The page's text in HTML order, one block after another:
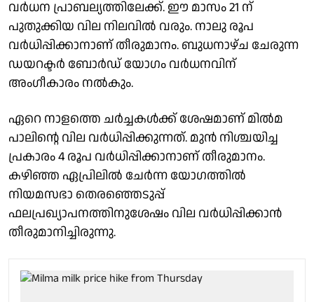
വർധന പ്രാബല്യത്തിലേക്ക്. ഈ മാസം 21 ന്
പുതുക്കിയ വില നിലവിൽ വരും. നാലു രൂപ
വർധിപ്പിക്കാനാണ് തീരുമാനം. ബുധനാഴ്ച ചേരുന്ന
ഡയറക്ടർ ബോർഡ് യോഗം വർധനവിന്
അംഗീകാരം നൽകും.
ഏറെ നാളത്തെ ചർച്ചകൾക്ക് ശേഷമാണ് മിൽമ
പാലിൻ്റെ വില വർധിപ്പിക്കുന്നത്. മുൻ നിശ്ചയിച്ച
പ്രകാരം 4 രൂപ വർധിപ്പിക്കാനാണ് തീരുമാനം.
കഴിഞ്ഞ ഏപ്രിലിൽ ചേർന്ന യോഗത്തിൽ
നിയമസഭാ തെരഞ്ഞെടുപ്പ്
ഫലപ്രഖ്യാപനത്തിനുശേഷം വില വർധിപ്പിക്കാൻ
തീരുമാനിച്ചിരുന്നു.